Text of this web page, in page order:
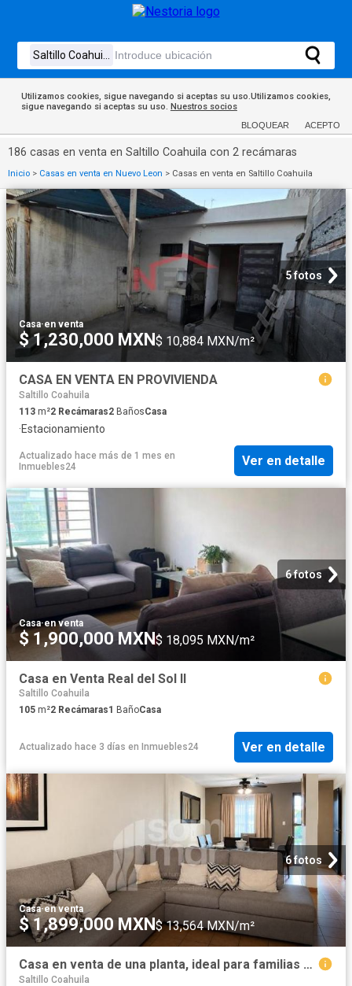
Utilizamos cookies, sigue navegando si aceptas su uso.Utilizamos cookies,
sigue navegando si aceptas su uso. Nuestros socios
BLOQUEAR ACEPTO
186 casas en venta en Saltillo Coahuila con 2 recámaras
Inicio > Casas en venta en Nuevo Leon > Casas en venta en Saltillo Coahuila
5 fotos
Casa·en venta
$ 1,230,000 MXN$ 10,884 MXN/m²
CASA EN VENTA EN PROVIVIENDA
Saltillo Coahuila
113 m²2 Recámaras2 BañosCasa
·Estacionamiento
Actualizado hace más de 1 mes en
Inmuebles24
Ver en detalle
6 fotos
Casa·en venta
$ 1,900,000 MXN$ 18,095 MXN/m²
Casa en Venta Real del Sol ll
Saltillo Coahuila
105 m²2 Recámaras1 BañoCasa
Actualizado hace 3 días en Inmuebles24 Ver en detalle
6 fotos
Casa·en venta
$ 1,899,000 MXN$ 13,564 MXN/m²
Casa en venta de una planta, ideal para familias o inversión
Saltillo Coahuila